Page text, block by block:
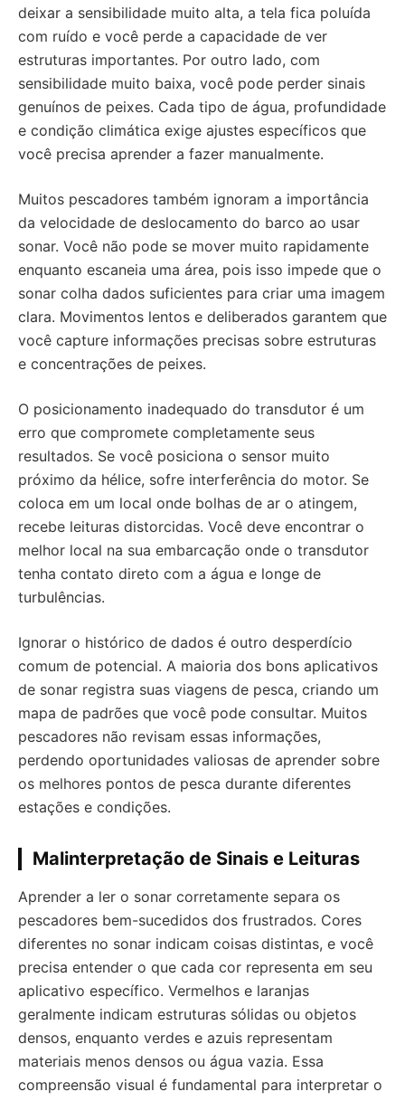
deixar a sensibilidade muito alta, a tela fica poluída
com ruído e você perde a capacidade de ver
estruturas importantes. Por outro lado, com
sensibilidade muito baixa, você pode perder sinais
genuínos de peixes. Cada tipo de água, profundidade
e condição climática exige ajustes específicos que
você precisa aprender a fazer manualmente.
Muitos pescadores também ignoram a importância
da velocidade de deslocamento do barco ao usar
sonar. Você não pode se mover muito rapidamente
enquanto escaneia uma área, pois isso impede que o
sonar colha dados suficientes para criar uma imagem
clara. Movimentos lentos e deliberados garantem que
você capture informações precisas sobre estruturas
e concentrações de peixes.
O posicionamento inadequado do transdutor é um
erro que compromete completamente seus
resultados. Se você posiciona o sensor muito
próximo da hélice, sofre interferência do motor. Se
coloca em um local onde bolhas de ar o atingem,
recebe leituras distorcidas. Você deve encontrar o
melhor local na sua embarcação onde o transdutor
tenha contato direto com a água e longe de
turbulências.
Ignorar o histórico de dados é outro desperdício
comum de potencial. A maioria dos bons aplicativos
de sonar registra suas viagens de pesca, criando um
mapa de padrões que você pode consultar. Muitos
pescadores não revisam essas informações,
perdendo oportunidades valiosas de aprender sobre
os melhores pontos de pesca durante diferentes
estações e condições.
Malinterpretação de Sinais e Leituras
Aprender a ler o sonar corretamente separa os
pescadores bem-sucedidos dos frustrados. Cores
diferentes no sonar indicam coisas distintas, e você
precisa entender o que cada cor representa em seu
aplicativo específico. Vermelhos e laranjas
geralmente indicam estruturas sólidas ou objetos
densos, enquanto verdes e azuis representam
materiais menos densos ou água vazia. Essa
compreensão visual é fundamental para interpretar o